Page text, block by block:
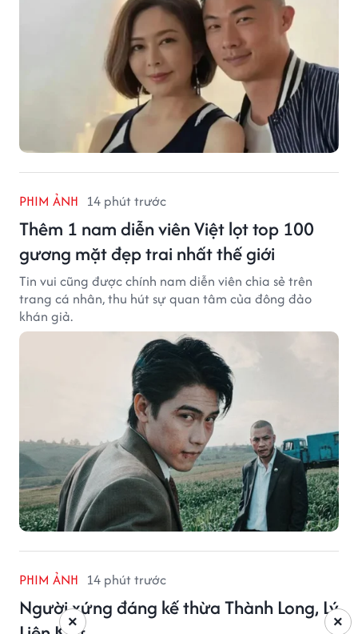
PHIM ẢNH 14 phút trước
Thêm 1 nam diễn viên Việt lọt top 100
gương mặt đẹp trai nhất thế giới
Tin vui cũng được chính nam diễn viên chia sẻ trên
trang cá nhân, thu hút sự quan tâm của đông đảo
khán giả.
PHIM ẢNH 14 phút trước
Người xứng đáng kế thừa Thành Long, Lý
×
×